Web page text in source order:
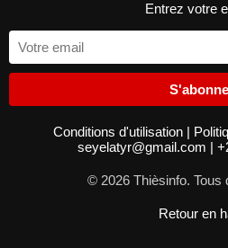
Entrez votre
Conditions d'utilisation |
seyelatyr@gmail.com |
© 2026 Thièsinfo. Tous
Retour en